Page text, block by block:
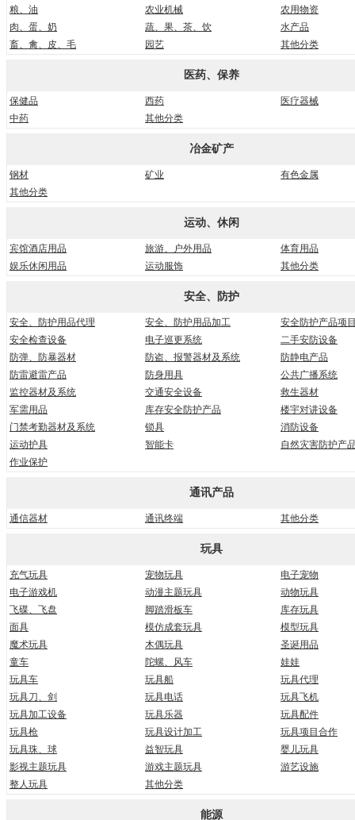
粮、油 农业机械
农用物资
肉、蛋、奶
蔬、果、茶、饮
水产品
畜、禽、皮、毛
园艺 其他分类
医药、保养
保健品 西药
医疗器械
中药
其他分类
冶金矿产
钢材 矿业
有色金属
其他分类
运动、休闲
宾馆酒店用品 旅游、户外用品
体育用品
娱乐休闲用品
运动服饰 其他分类
安全、防护
安全、防护用品代理 安全、防护用品加工
安全防护产品项
安全检查设备
电子巡更系统
二手安防设备
防弹、防暴器材
防盗、报警器材及系统
防静电产品
防雷避雷产品
防身用具
公共广播系统
监控器材及系统
交通安全设备
救生器材
军需用品
库存安全防护产品
楼宇对讲设备
门禁考勤器材及系统
锁具
消防设备
运动护具
智能卡
自然灾害防护产
作业保护
通讯产品
通信器材 通讯终端 其他分类
玩具
充气玩具 宠物玩具
电子宠物
电子游戏机
动漫主题玩具
动物玩具
飞碟、飞盘
脚踏滑板车
库存玩具
面具
模仿成套玩具
模型玩具
魔术玩具
木偶玩具
圣诞用品
童车
陀螺、风车
娃娃
玩具车
玩具船
玩具代理
玩具刀、剑
玩具电话
玩具飞机
玩具加工设备
玩具乐器
玩具配件
玩具枪
玩具设计加工
玩具项目合作
玩具珠、球
益智玩具
婴儿玩具
影视主题玩具
游戏主题玩具
游艺设施
整人玩具
其他分类
能源